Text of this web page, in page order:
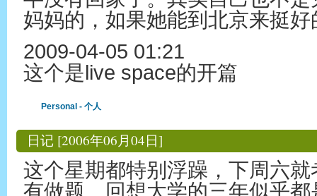
妈妈的，如果她能到北京来挺好
2009-04-05 01:21
这个是live space的开篇
Personal - 个人
日记 [2006年06月04日]
这个星期都特别浮躁，下周六
有做题。回想大学的三年似乎